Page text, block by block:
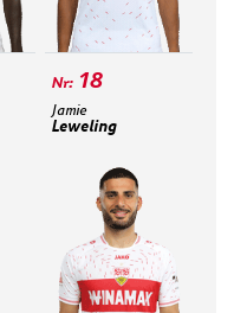
18
Jamie
Leweling